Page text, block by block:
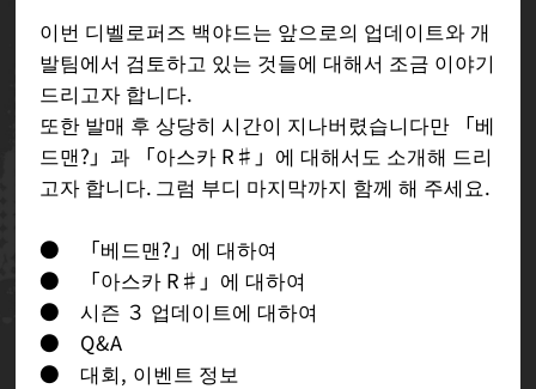
이번 디벨로퍼즈 백야드는 앞으로의 업데이트와 개
발팀에서 검토하고 있는 것들에 대해서 조금 이야기
드리고자 합니다.
또한 발매 후 상당히 시간이 지나버렸습니다만 「베
드맨?」과 「아스카 R♯」에 대해서도 소개해 드리
고자 합니다. 그럼 부디 마지막까지 함께 해 주세요.
● 「베드맨?」에 대하여
● 「아스카 R♯」에 대하여
● 시즌 ３ 업데이트에 대하여
● Q&A
● 대회, 이벤트 정보